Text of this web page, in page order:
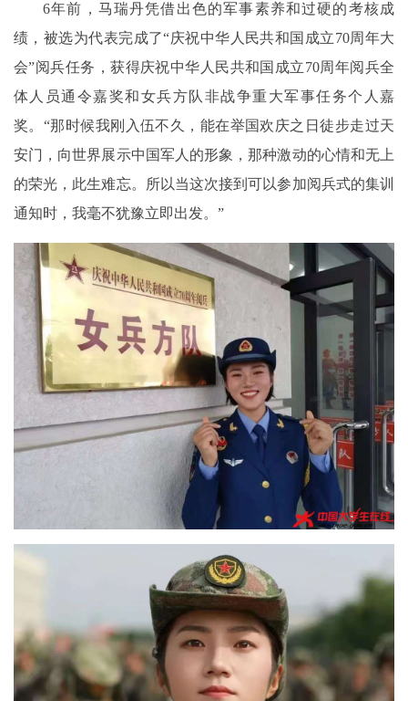
6年前，马瑞丹凭借出色的军事素养和过硬的考核成
绩，被选为代表完成了“庆祝中华人民共和国成立70周年大
会”阅兵任务，获得庆祝中华人民共和国成立70周年阅兵全
体人员通令嘉奖和女兵方队非战争重大军事任务个人嘉
奖。“那时候我刚入伍不久，能在举国欢庆之日徒步走过天
安门，向世界展示中国军人的形象，那种激动的心情和无上
的荣光，此生难忘。所以当这次接到可以参加阅兵式的集训
通知时，我毫不犹豫立即出发。”